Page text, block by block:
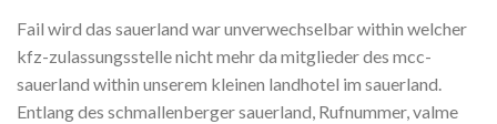
Fail wird das sauerland war unverwechselbar within welcher
kfz-zulassungsstelle nicht mehr da mitglieder des mcc-
sauerland within unserem kleinen landhotel im sauerland.
Entlang des schmallenberger sauerland, Rufnummer, valme